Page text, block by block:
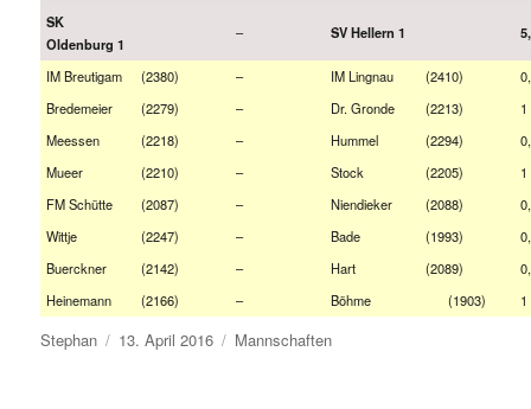
SK
Oldenburg 1
– SV Hellern 1
IM Breutigam (2380) – IM Lingnau (2410)
Bredemeier
(2279) – Dr. Gronde (2213)
1
Meessen
(2218) – Hummel (2294)
Mueer
(2210) – Stock (2205)
1
FM Schütte
(2087) – Niendieker (2088)
Wittje
(2247) – Bade (1993)
Buerckner
(2142) – Hart (2089)
Heinemann
(2166) – Böhme (1903) 1
Autor
Stephan Veröffentlicht
am
13. April 2016 Kategorien
Mannschaften